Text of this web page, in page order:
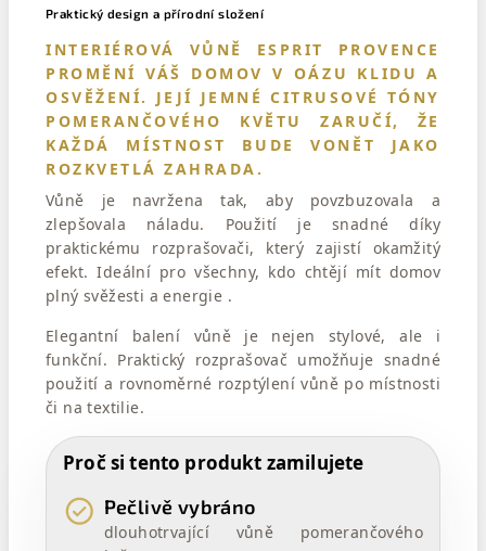
Praktický design a přírodní složení
INTERIÉROVÁ VŮNĚ ESPRIT PROVENCE
PROMĚNÍ VÁŠ DOMOV V OÁZU KLIDU A
OSVĚŽENÍ. JEJÍ JEMNÉ CITRUSOVÉ TÓNY
POMERANČOVÉHO KVĚTU ZARUČÍ, ŽE
KAŽDÁ MÍSTNOST BUDE VONĚT JAKO
ROZKVETLÁ ZAHRADA.
Vůně je navržena tak, aby povzbuzovala a
zlepšovala náladu. Použití je snadné díky
praktickému rozprašovači, který zajistí okamžitý
efekt. Ideální pro všechny, kdo chtějí mít domov
plný svěžesti a energie .
Elegantní balení vůně je nejen stylové, ale i
funkční. Praktický rozprašovač umožňuje snadné
použití a rovnoměrné rozptýlení vůně po místnosti
či na textilie.
Proč si tento produkt zamilujete
Pečlivě vybráno
dlouhotrvající vůně pomerančového